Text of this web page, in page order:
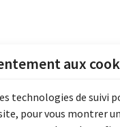
aux
technologies de suivi
pour vous montrer
et de l'image d'Emile
de Bibliothèque et
du patrimoine
numérique au